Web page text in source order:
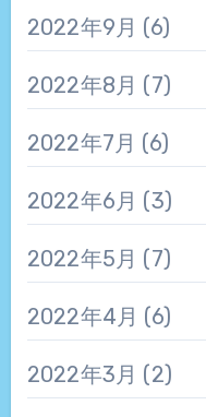
2022年9月 (6)
2022年8月 (7)
2022年7月 (6)
2022年6月 (3)
2022年5月 (7)
2022年4月 (6)
2022年3月 (2)